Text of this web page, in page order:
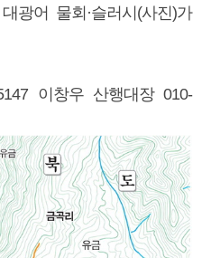
광어 물회·슬러시(사진)가
이창우 산행대장 010-